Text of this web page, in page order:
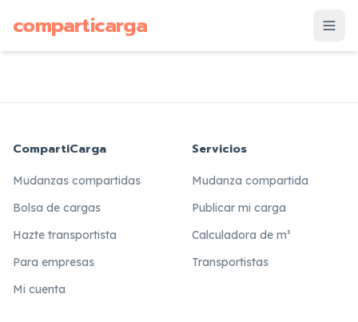
comparticarga
CompartiCarga
Mudanzas compartidas
Bolsa de cargas
Hazte transportista
Para empresas
Mi cuenta
Servicios
Mudanza compartida
Publicar mi carga
Calculadora de m³
Transportistas